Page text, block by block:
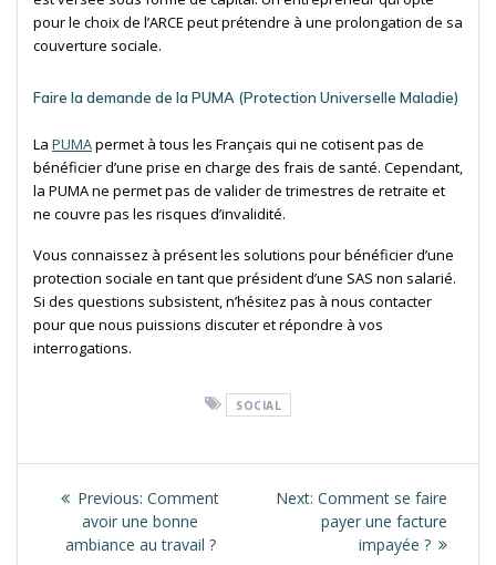
pour le choix de l’ARCE peut prétendre à une prolongation de sa
couverture sociale.
Faire la demande de la PUMA (Protection Universelle Maladie)
La PUMApermet à tous les Français qui ne cotisent pas de
bénéficier d’une prise en charge des frais de santé. Cependant,
la PUMA ne permet pas de valider de trimestres de retraite et
ne couvre pas les risques d’invalidité.
Vous connaissez à présent les solutions pour bénéficier d’une
protection sociale en tant que président d’une SAS non salarié.
Si des questions subsistent, n’hésitez pas à nous contacter
pour que nous puissions discuter et répondre à vos
interrogations.
SOCIAL
Navigation
l’article
Previous: Previous
post:
Comment
avoir une bonne
ambiance au travail ?
Next: Next
post:
Comment se faire
payer une facture
impayée ?